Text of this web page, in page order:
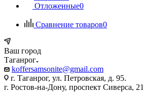
Отложенные0
Сравнение товаров0
Ваш город
Таганрог
koffersamsonite@gmail.com
г. Таганрог, ул. Петровская, д. 95.
г. Ростов-на-Дону, проспект Сиверса, 21